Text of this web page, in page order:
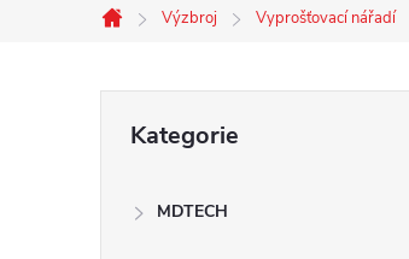
Domů
Výzbroj Vyprošťovací nářadí
kategorie
Kategorie
MDTECH